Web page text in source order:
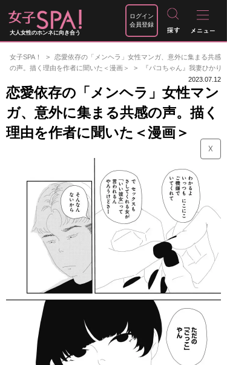
大人女性のホンネに向き合う
ログイン
会員登録
女子SPA！
恋愛依存の「メンヘラ」女性マンガ、意外に集まる共感
の声。描く理由を作者に聞いた＜漫画＞
『パコちゃん』我妻ひかり
2023.07.12
恋愛依存の「メンヘラ」女性マン
ガ、意外に集まる共感の声。描く
理由を作者に聞いた＜漫画＞
☓